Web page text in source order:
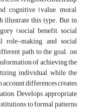
cognitive (value, moral,
illustrate this type. But in
(social benefit, social
role-making, and social
path to the goal. on
of achieving the
individual, while the
differences creates
Develops appropriate
to formal patterns